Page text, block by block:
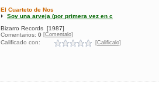
El Cuarteto de Nos
Soy una arveja (por primera vez en c
Bizarro Records [1987]
Comentarios: 0 [Comentalo]
Calificado con: [Calificalo]